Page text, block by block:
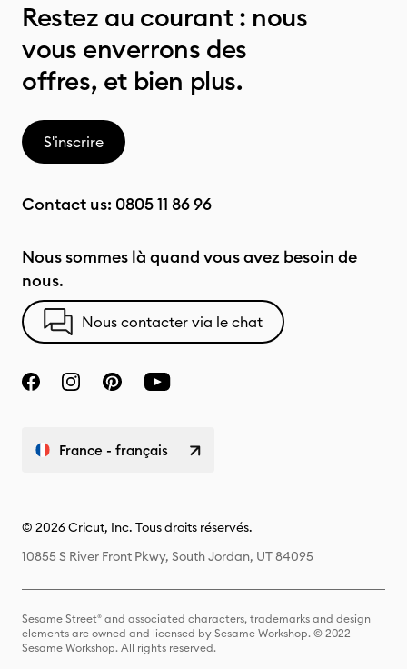
Restez au courant : nous
vous enverrons des
offres, et bien plus.
S'inscrire
Contact us: 0805 11 86 96
Nous sommes là quand vous avez besoin de
nous.
Nous contacter via le chat
France - français
© 2026 Cricut, Inc. Tous droits réservés.
10855 S River Front Pkwy, South Jordan, UT 84095
Sesame Street® and associated characters, trademarks and design
elements are owned and licensed by Sesame Workshop. © 2022
Sesame Workshop. All rights reserved.